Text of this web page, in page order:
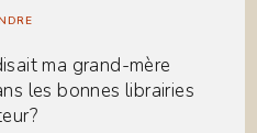
ma grand-mère
les bonnes librairies